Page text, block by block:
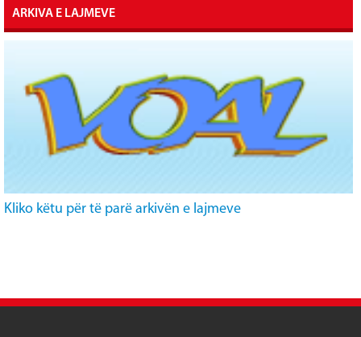
ARKIVA E LAJMEVE
Kliko këtu për të parë arkivën e lajmeve